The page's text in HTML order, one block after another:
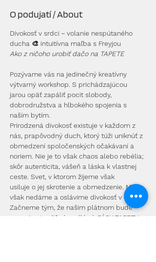
O podujatí / About
Divokosť v srdci ~ volanie nespútaného
ducha 🎨 intuitívna maľba s Freyjou
Ako z ničoho urobiť dačo na TAPETE
Pozývame vás na jedinečný kreatívny
výtvarný workshop. S prichádzajúcou
jarou opäť zapáliť pocit slobody,
dobrodružstva a hlbokého spojenia s
naším bytím.
Prirodzená divokosť existuje v každom z
nás, prapôvodný duch, ktorý túži uniknúť z
obmedzení spoločenských očakávaní a
noriem. Nie je to však chaos alebo rebélia;
skôr autenticita, vášeň a láska k vlastnej
ceste. Svet, v ktorom žijeme však
usiluje o jej skrotenie a obmedzenie. My sa
však nedáme a oslávime divokosť v nás.
Začneme tým, že našim plátnom bude
naozaj netradičný podklad, PÁSY TAPETY,